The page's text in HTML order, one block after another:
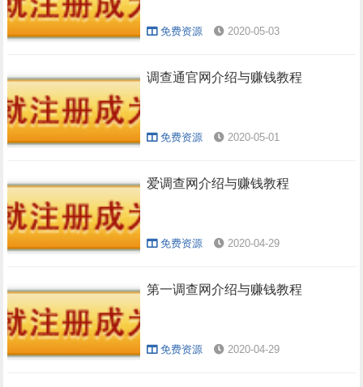
免费资源 2020-05-03
调查通官网介绍与赚钱教程
免费资源 2020-05-01
爱调查网介绍与赚钱教程
免费资源 2020-04-29
第一调查网介绍与赚钱教程
免费资源 2020-04-29